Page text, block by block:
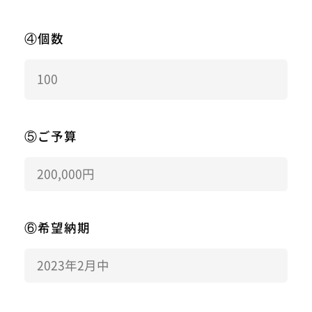
④個数
⑤ご予算
⑥希望納期